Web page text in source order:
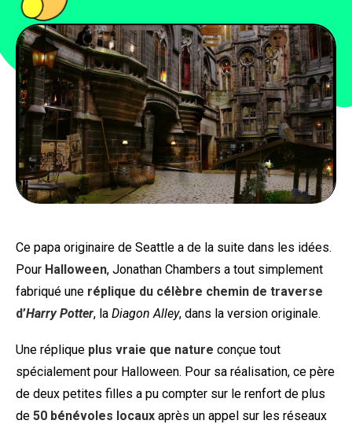
PEOPLE
FOOD
BONS PLANS
SOUTENEZ KULTT
Ce papa originaire de Seattle a de la suite dans les idées.
Pour Halloween, Jonathan Chambers a tout simplement
fabriqué une réplique du célèbre chemin de traverse
d’Harry Potter, la Diagon Alley, dans la version originale.
Une réplique plus vraie que nature conçue tout
spécialement pour Halloween. Pour sa réalisation, ce père
de deux petites filles a pu compter sur le renfort de plus
de 50 bénévoles locaux après un appel sur les réseaux